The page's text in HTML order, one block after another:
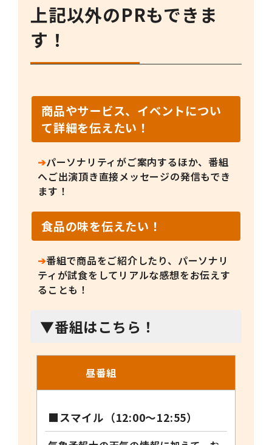
上記以外のPRもできま
す！
商品やサービス、イベントについ
て詳細を伝えたい！
➔パーソナリティがご案内するほか、番組
へご出演頂き直接メッセージの発信もでき
ます！
食品の味を伝えたい！
➔番組で商品をご紹介したり、パーソナリ
ティが試食をしてリアルな感想をお伝えす
ることも！
▼番組はこちら！
昼番組
■スマイル（12:00～12:55）